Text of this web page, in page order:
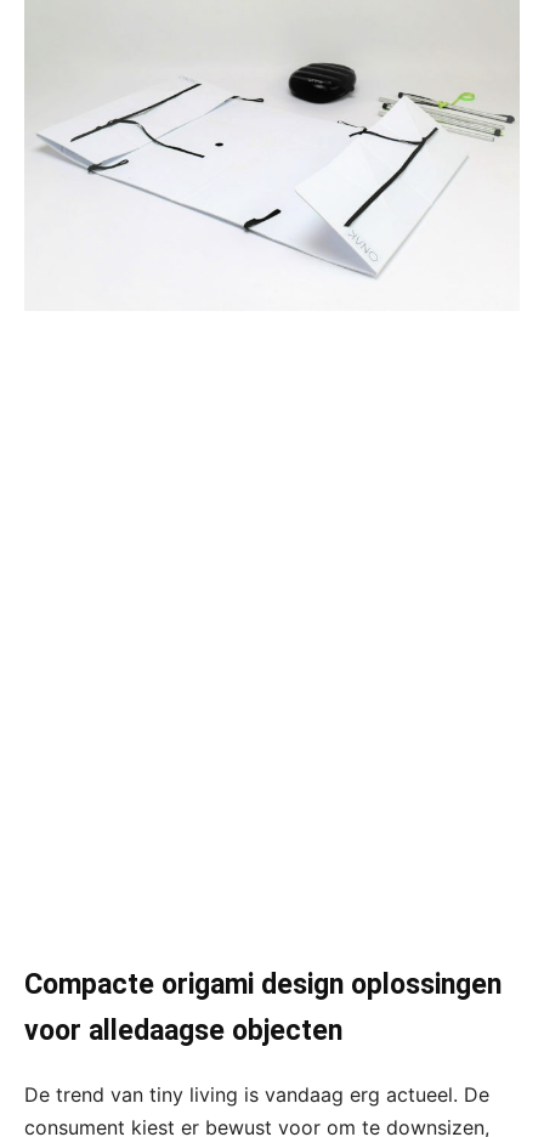
Compacte origami design oplossingen
voor alledaagse objecten
De trend van tiny living is vandaag erg actueel. De
consument kiest er bewust voor om te downsizen,